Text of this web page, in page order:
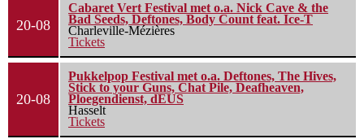
20-08
Cabaret Vert Festival met o.a. Nick Cave & the
Bad Seeds, Deftones, Body Count feat. Ice-T
Charleville-Mézières
Tickets
20-08
Pukkelpop Festival met o.a. Deftones, The Hives,
Stick to your Guns, Chat Pile, Deafheaven,
Ploegendienst, dEUS
Hasselt
Tickets